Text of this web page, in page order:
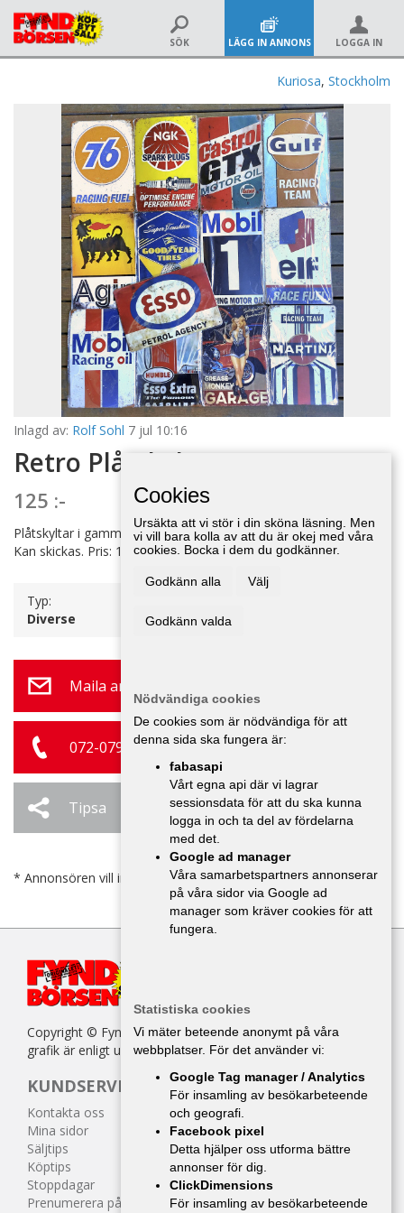
SÖK LÄGG IN ANNONS LOGGA IN
Kuriosa, Stockholm
Inlagd av: Rolf Sohl 7 jul 10:16
Retro Plåtskyltar
125 :-
Plåtskyltar i gammal stil. 20x30 cm. Finns bara begränsat antal.
Kan skickas. Pris: 125 kr/styck.
Typ:
Diverse
Maila annonsör
072-079 35 39
Tipsa Ändra / Ta bort
* Annonsören vill inte bli kontaktad av försäljare.
Copyright © Fyndbörsen. All kopiering av texter, bilder eller
grafik är enligt upphovsrättslagen förbjuden.
KUNDSERVICE
Kontakta oss
Mina sidor
Säljtips
Köptips
Stoppdagar
Prenumerera på tidningen
Cookies
Ursäkta att vi stör i din sköna läsning. Men
vi vill bara kolla av att du är okej med våra
cookies. Bocka i dem du godkänner.
Godkänn alla Välj
Godkänn valda
Nödvändiga cookies
De cookies som är nödvändiga för att
denna sida ska fungera är:
fabasapi
Vårt egna api där vi lagrar
sessionsdata för att du ska kunna
logga in och ta del av fördelarna
med det.
Google ad manager
Våra samarbetspartners annonserar
på våra sidor via Google ad
manager som kräver cookies för att
fungera.
Statistiska cookies
Vi mäter beteende anonymt på våra
webbplatser. För det använder vi:
Google Tag manager / Analytics
För insamling av besökarbeteende
och geografi.
Facebook pixel
Detta hjälper oss utforma bättre
annonser för dig.
ClickDimensions
För insamling av besökarbeteende